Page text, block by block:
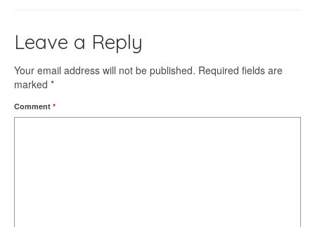
Leave a Reply
Your email address will not be published. Required fields are
marked *
Comment *